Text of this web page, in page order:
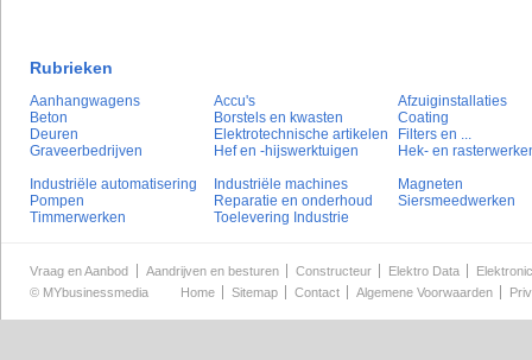
Rubrieken
Aanhangwagens Accu's
Afzuiginstallaties
Beton
Borstels en kwasten
Coating
Deuren
Elektrotechnische artikelen
Filters en ...
Graveerbedrijven
Hef en -hijswerktuigen
Hek- en
Industriële automatisering
Industriële machines
Magneten
Pompen
Reparatie en onderhoud
Siersmeedwerken
Timmerwerken
Toelevering Industrie
Vraag en Aanbod Aandrijven en besturen Constructeur Elektro Data
© MYbusinessmedia Home Sitemap Contact Algemene Voorwaarden